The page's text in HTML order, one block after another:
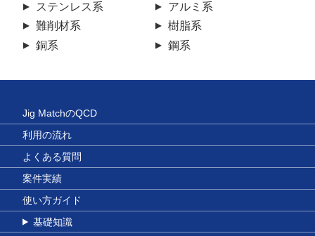
ステンレス系
アルミ系
難削材系
樹脂系
銅系
鋼系
Jig MatchのQCD
利用の流れ
よくある質問
案件実績
使い方ガイド
基礎知識